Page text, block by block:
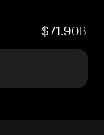
$71.90B